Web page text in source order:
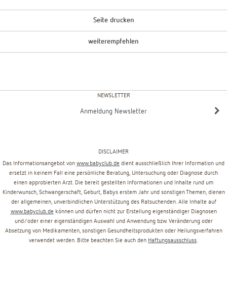
Seite drucken
weiterempfehlen
NEWSLETTER
Anmeldung Newsletter
DISCLAIMER
Das Informationsangebot von www.babyclub.de dient ausschließlich Ihrer Information und
ersetzt in keinem Fall eine persönliche Beratung, Untersuchung oder Diagnose durch
einen approbierten Arzt. Die bereit gestellten Informationen und Inhalte rund um
Kinderwunsch, Schwangerschaft, Geburt, Babys erstem Jahr und sonstigen Themen, dienen
der allgemeinen, unverbindlichen Unterstützung des Ratsuchenden. Alle Inhalte auf
www.babyclub.de können und dürfen nicht zur Erstellung eigenständiger Diagnosen
und/oder einer eigenständigen Auswahl und Anwendung bzw. Veränderung oder
Absetzung von Medikamenten, sonstigen Gesundheitsprodukten oder Heilungsverfahren
verwendet werden. Bitte beachten Sie auch den Haftungsausschluss.